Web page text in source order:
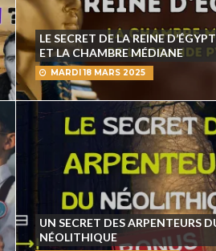
LE SECRET DE LA REINE
ET LA CHAMBRE MÉDIANE
MARDI 18 MARS 2025
UN SECRET DES ARPENTEURS
NÉOLITHIQUE